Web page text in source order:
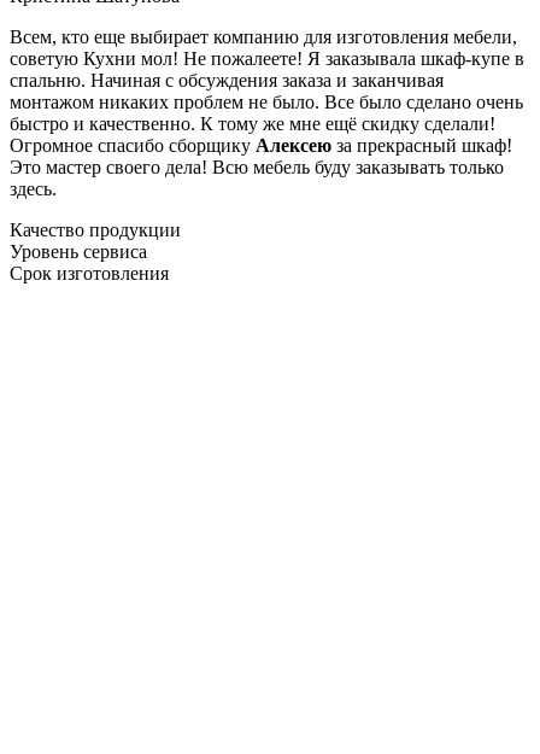
Всем, кто еще выбирает компанию для изготовления мебели,
советую Кухни мол! Не пожалеете! Я заказывала шкаф-купе в
спальню. Начиная с обсуждения заказа и заканчивая
монтажом никаких проблем не было. Все было сделано очень
быстро и качественно. К тому же мне ещё скидку сделали!
Огромное спасибо сборщику Алексею за прекрасный шкаф!
Это мастер своего дела! Всю мебель буду заказывать только
здесь.
Качество продукции
Уровень сервиса
Срок изготовления